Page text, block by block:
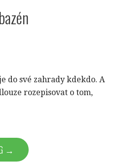
do své zahrady kdekdo. A
rozepisovat o tom,
→